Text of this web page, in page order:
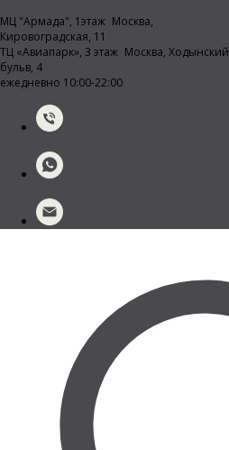
МЦ "Армада", 1этаж Москва,
Кировоградская, 11
ТЦ «Авиапарк», 3 этаж Москва, Ходынский
бульв, 4
ежедневно 10:00-22:00